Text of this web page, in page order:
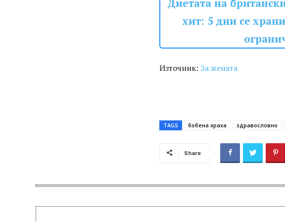
Диетата на
хит: 5 дни се
Източник: За жената
TAGS бобена храха здравословно
Share